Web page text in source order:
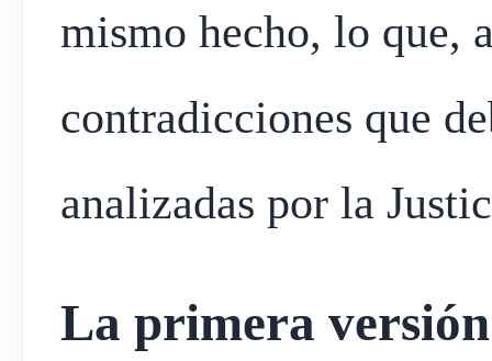
mismo hecho, lo que,
contradicciones que
analizadas por la
La primera